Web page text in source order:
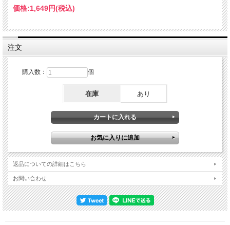
では"TV Eye"のイントロとラストの"Search And Destroy"のエンディング部に数秒
の欠落があり、そこは別マスターから補填されています。また、マスターに起因す
ランスの良いサウンドにアップグレードされています。ストゥージズナンバー"I
Got A Right"、"Gimme Danger"と悶絶必至のオープニングから当時の新作『Blah
Blah Blah』からスティーヴ・ジョーンズとの共作"Fire Girl"、"Cry For
Love"、"Winners And Losers"を含む６曲をフィーチャーしたセットリストで、宙
トな演奏を聴かせる最強のパフォーマンス！Volkshaus,Zurich,Switzerland
December 12,1986 (Disc 1) 01.I Got A Right 02.Gimme Danger 03.Some Weird Sin
04.Real Wild Child 05.Sister Midnight 06.Blah Blah Blah 07.Nightclubbing 08.Fire Girl
09.Five Foot One 10.Shades 11.Loose (Disc 2) 01.TV Eye 02.Down On The Street
03.China Girl 04.The Passenger 05.Winners And Losers 06.Lust For Life 07.Raw
Power 08.Cry For Love 09.Search And Destroy Iggy Pop: Vocals Kevin Armstrong:
Guitar Seamus Beaghen: Keyboards, Guitar Phil Butcher: Bass Gavin Harrison:
価格:1,649円(税込)
注文
購入数： 個
在庫 あり
返品についての詳細はこちら
お問い合わせ